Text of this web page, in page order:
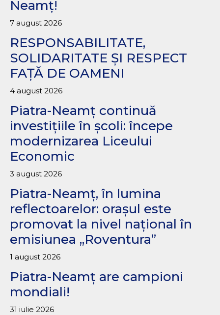
Neamț!
7 august 2026
RESPONSABILITATE,
SOLIDARITATE ȘI RESPECT
FAȚĂ DE OAMENI
4 august 2026
Piatra-Neamț continuă
investițiile în școli: începe
modernizarea Liceului
Economic
3 august 2026
Piatra-Neamț, în lumina
reflectoarelor: orașul este
promovat la nivel național în
emisiunea „Roventura”
1 august 2026
Piatra-Neamț are campioni
mondiali!
31 iulie 2026